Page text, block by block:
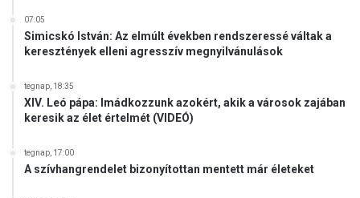
07:05
Simicskó István: Az elmúlt években rendszeressé váltak a
keresztények elleni agresszív megnyilvánulások
tegnap, 18:35
XIV. Leó pápa: Imádkozzunk azokért, akik a városok zajában
keresik az élet értelmét (VIDEÓ)
tegnap, 17:00
A szívhangrendelet bizonyítottan mentett már életeket